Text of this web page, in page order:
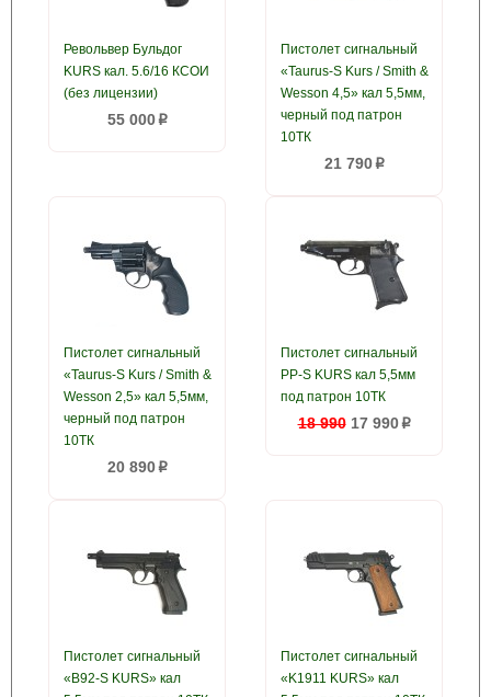
Револьвер Бульдог
KURS кал. 5.6/16 КСОИ
(без лицензии)
55 000p
Пистолет сигнальный
«Taurus-S Kurs / Smith &
Wesson 4,5» кал 5,5мм,
черный под патрон
10ТК
21 790p
Пистолет сигнальный
«Taurus-S Kurs / Smith &
Wesson 2,5» кал 5,5мм,
черный под патрон
10ТК
20 890p
Пистолет сигнальный
PP-S KURS кал 5,5мм
под патрон 10ТК
18 990 17 990p
Пистолет сигнальный
«B92-S KURS» кал
Пистолет сигнальный
«K1911 KURS» кал